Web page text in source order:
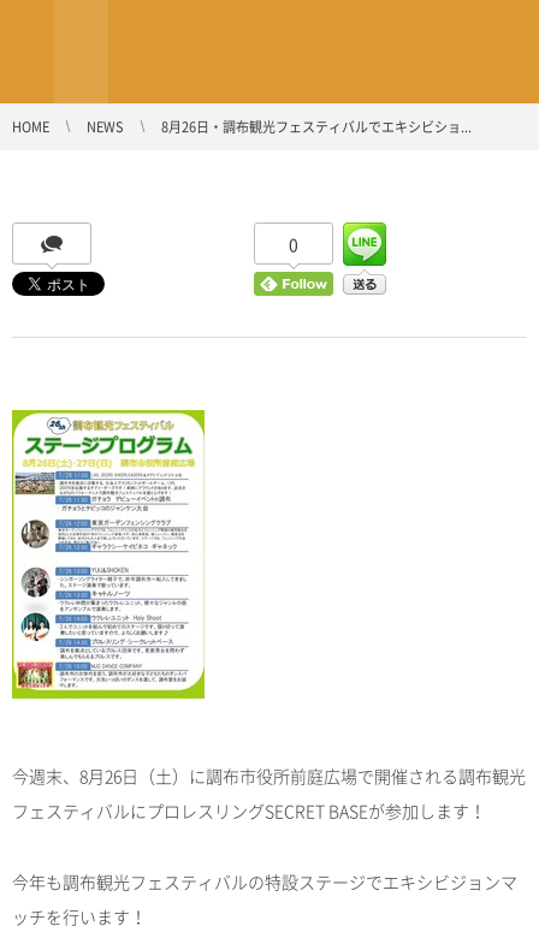
HOME NEWS 8月26日・調布観光フェスティバルでエキシビショ...
0
今週末、8月26日（土）に調布市役所前庭広場で開催される調布観光
フェスティバルにプロレスリングSECRET BASEが参加します！
今年も調布観光フェスティバルの特設ステージでエキシビジョンマ
ッチを行います！